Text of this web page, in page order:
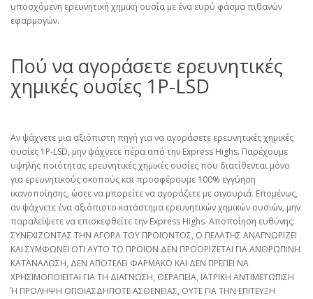
υποσχόμενη ερευνητική χημική ουσία με ένα ευρύ φάσμα πιθανών
εφαρμογών.
Πού να αγοράσετε ερευνητικές
χημικές ουσίες 1P-LSD
Αν ψάχνετε μια αξιόπιστη πηγή για να αγοράσετε ερευνητικές χημικές
ουσίες 1P-LSD, μην ψάχνετε πέρα από την Express Highs. Παρέχουμε
υψηλής ποιότητας ερευνητικές χημικές ουσίες που διατίθενται μόνο
για ερευνητικούς σκοπούς και προσφέρουμε 100% εγγύηση
ικανοποίησης, ώστε να μπορείτε να αγοράζετε με σιγουριά. Επομένως,
αν ψάχνετε ένα αξιόπιστο κατάστημα ερευνητικών χημικών ουσιών, μην
παραλείψετε να επισκεφθείτε την Express Highs. Αποποίηση ευθύνης:
ΣΥΝΕΧΙΖΟΝΤΑΣ ΤΗΝ ΑΓΟΡΑ ΤΟΥ ΠΡΟΪΟΝΤΟΣ, Ο ΠΕΛΑΤΗΣ ΑΝΑΓΝΩΡΙΖΕΙ
ΚΑΙ ΣΥΜΦΩΝΕΙ ΟΤΙ ΑΥΤΟ ΤΟ ΠΡΟΪΟΝ ΔΕΝ ΠΡΟΟΡΙΖΕΤΑΙ ΓΙΑ ΑΝΘΡΩΠΙΝΗ
ΚΑΤΑΝΑΛΩΣΗ, ΔΕΝ ΑΠΟΤΕΛΕΙ ΦΑΡΜΑΚΟ ΚΑΙ ΔΕΝ ΠΡΕΠΕΙ ΝΑ
ΧΡΗΣΙΜΟΠΟΙΕΙΤΑΙ ΓΙΑ ΤΗ ΔΙΑΓΝΩΣΗ, ΘΕΡΑΠΕΙΑ, ΙΑΤΡΙΚΗ ΑΝΤΙΜΕΤΩΠΙΣΗ
Ή ΠΡΟΛΗΨΗ ΟΠΟΙΑΣΔΗΠΟΤΕ ΑΣΘΕΝΕΙΑΣ, ΟΥΤΕ ΓΙΑ ΤΗΝ ΕΠΙΤΕΥΞΗ